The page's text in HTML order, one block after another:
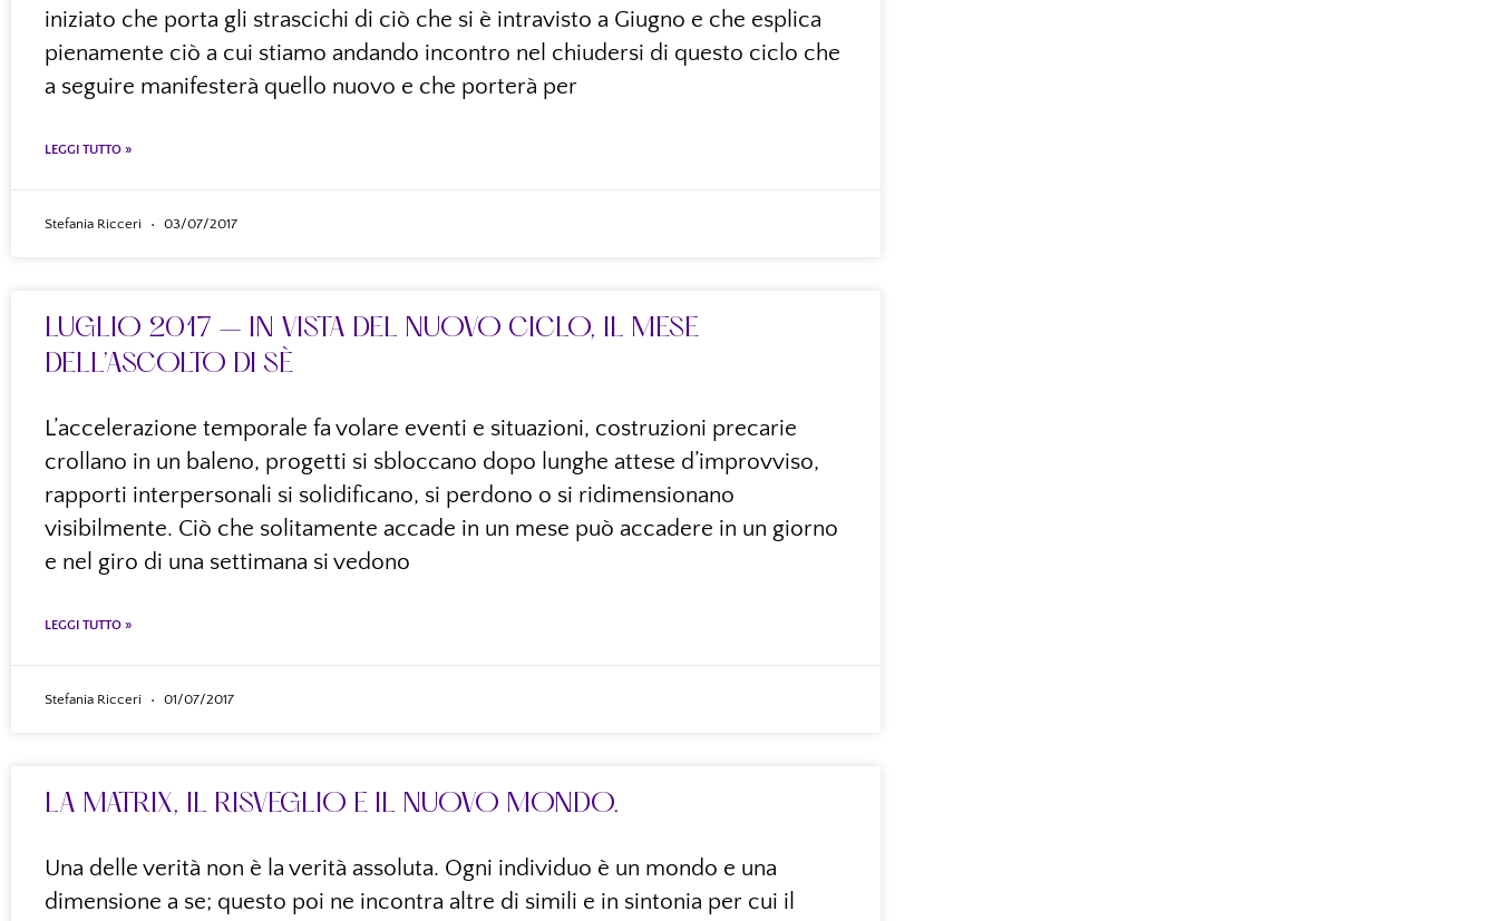
iniziato che porta gli strascichi di ciò che si è intravisto a Giugno e che esplica
pienamente ciò a cui stiamo andando incontro nel chiudersi di questo ciclo che
a seguire manifesterà quello nuovo e che porterà per
LEGGI TUTTO »
Stefania Ricceri 03/07/2017
LUGLIO 2017 – IN VISTA DEL NUOVO CICLO, IL MESE
DELL’ASCOLTO DI SÈ
L’accelerazione temporale fa volare eventi e situazioni, costruzioni precarie
crollano in un baleno, progetti si sbloccano dopo lunghe attese d’improvviso,
rapporti interpersonali si solidificano, si perdono o si ridimensionano
visibilmente. Ciò che solitamente accade in un mese può accadere in un giorno
e nel giro di una settimana si vedono
LEGGI TUTTO »
Stefania Ricceri 01/07/2017
LA MATRIX, IL RISVEGLIO E IL NUOVO MONDO.
Una delle verità non è la verità assoluta. Ogni individuo è un mondo e una
dimensione a se; questo poi ne incontra altre di simili e in sintonia per cui il